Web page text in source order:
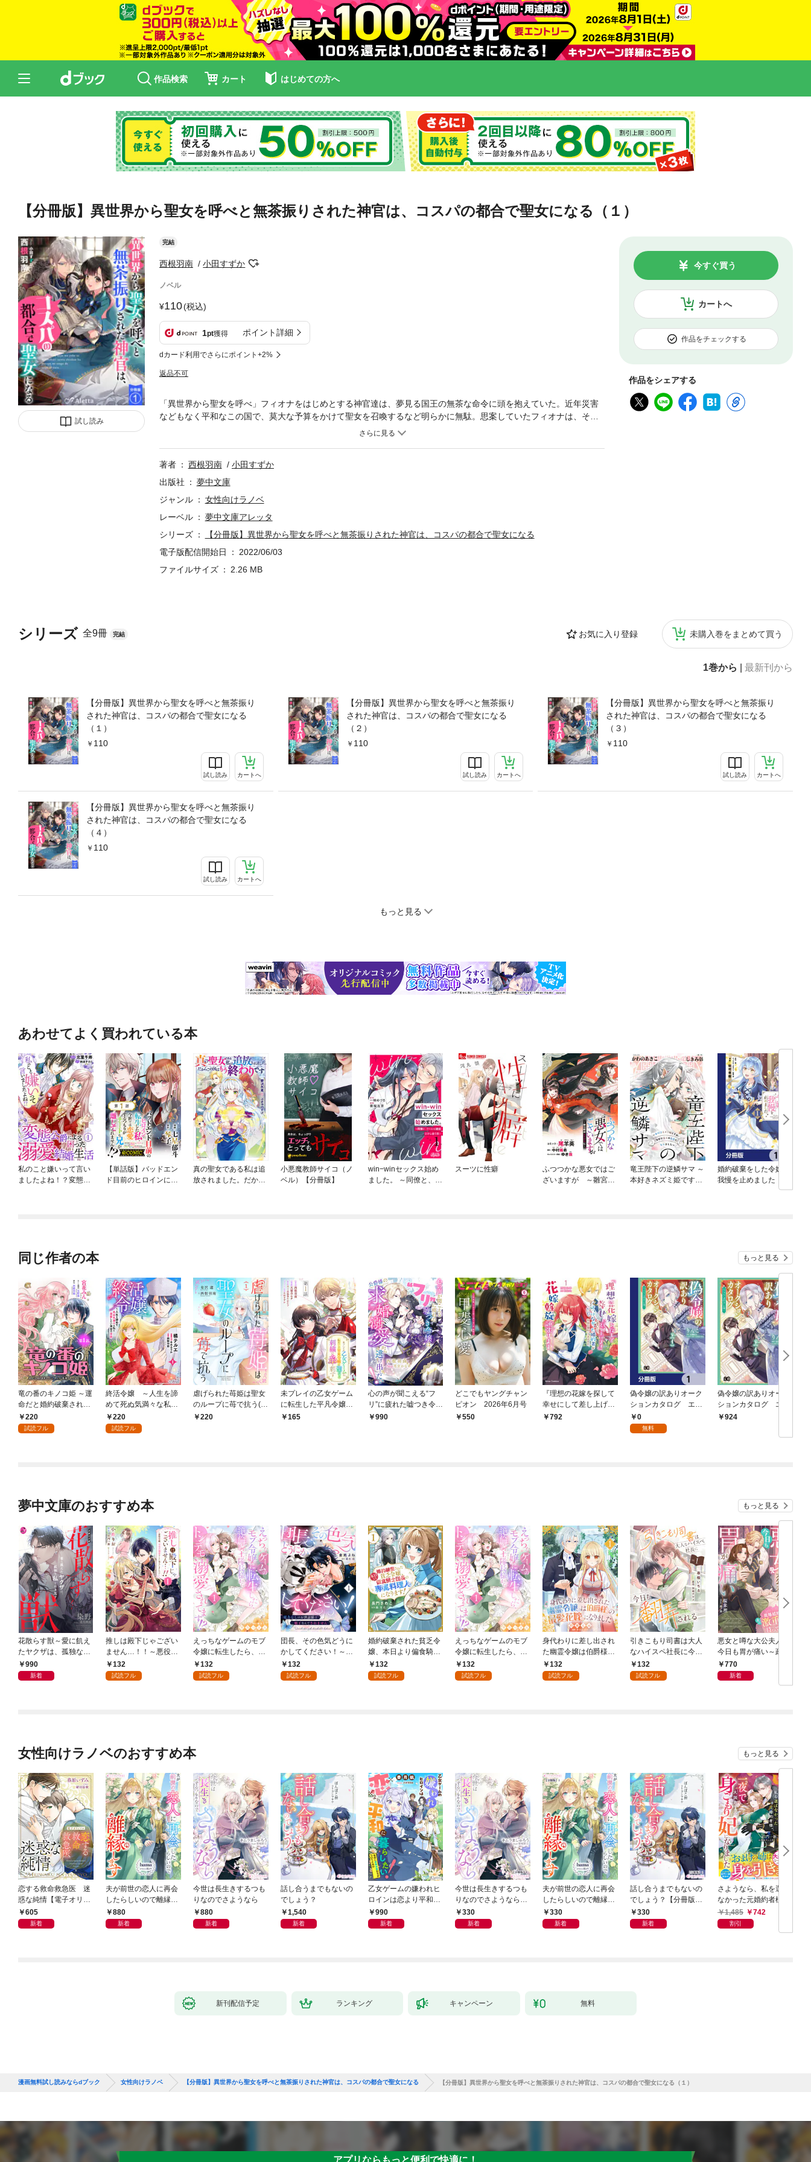
作品検索 カート はじめての方へ
【分冊版】異世界から聖女を呼べと無茶振りされた神官は、コスパの都合で聖女になる（１）
試し読み
完結
西根羽南 小田すずか
ノベル
110(税込)
1pt獲得 ポイント詳細
dカード利用でさらにポイント+2%
返品不可
カートへ
今すぐ買う
作品をチェックする
作品をシェアする
シリーズ 全9冊 完結 お気に入り登録 未購入巻をまとめて買う
1巻から 最新刊から
【分冊版】異世界から聖女を呼べと無茶振り
された神官は、コスパの都合で聖女になる
（１）
110
試し読み カートへ
【分冊版】異世界から聖女を呼べと無茶振り
された神官は、コスパの都合で聖女になる
（２）
110
試し読み カートへ
【分冊版】異世界から聖女を呼べと無茶振り
された神官は、コスパの都合で聖女になる
（３）
110
試し読み カートへ
【分冊版】異世界から聖女を呼べと無茶振り
された神官は、コスパの都合で聖女になる
（４）
110
試し読み カートへ
もっと見る
「異世界から聖女を呼べ」フィオナをはじめとする神官達は、夢見る国王の無茶な命令に頭を抱えていた。近年災害
などもなく平和なこの国で、莫大な予算をかけて聖女を召喚するなど明らかに無駄。思案していたフィオナは、そこ
であることに気付く。隣国で召喚された聖女は、黒髪。そして今、美貌の王子が（なぜか）愛でているフィオナの髪
る過保護な王子とともに駆け回る、フィオナの偽(?)聖女ライフの行く末は…!?※こちらは【分冊版】です。同タイト
ル通常版との重複購入にご注意ください。
著者 西根羽南
小田すずか
出版社
夢中文庫
ジャンル
女性向けラノベ
レーベル
夢中文庫アレッタ
シリーズ
【分冊版】異世界から聖女を呼べと無茶振りされた神官は、コスパの都合で聖女になる
電子版配信開始日
2022/06/03
ファイルサイズ
2.26 MB
あわせてよく買われている本
私のこと嫌いって言い
ましたよね！？変態公
【単話版】バッドエン
ド目前のヒロインに転
真の聖女である私は追
放されました。だから
小悪魔教師サイコ（ノ
ベル）【分冊版】
win−winセックス始め
ました。 ～同僚と、ク
スーツに性癖
ふつつかな悪女ではご
ざいますが ～雛宮蝶
竜王陛下の逆鱗サマ ～
本好きネズミ姫です
婚約破棄をした令嬢は
我慢を止めました【分
同じ作者の本 もっと見る
竜の番のキノコ姫 ～運
命だと婚約破棄された
ら、キノコの変態がや
ってきました～(話売
220
試読フル
終活令嬢 ～人生を諦
めて死ぬ気満々な私と
溺愛したい神官の攻防
～(話売り) #1
220
試読フル
虐げられた苺姫は聖女
のループに苺で抗う(話
売り) #1
220
未プレイの乙女ゲーム
に転生した平凡令嬢は
聖なる刺繍の糸を刺す
165
心の声が聞こえる“フ
リ”に疲れた嘘つき令嬢
は、公爵様の求婚溺愛
990
どこでもヤングチャン
ピオン 2026年6月号
550
『理想の花嫁を探して
幸せにして差し上げま
す』と言ったら、そっ
792
偽令嬢の訳ありオーク
ションカタログ エメ
ラルドは出会いを導く
【分冊版】 1
0
無料
偽令嬢の訳ありオーク
ションカタログ エメ
ラルドは出会いを導
924
夢中文庫のおすすめ本 もっと見る
花散らす獣～愛に飢え
たヤクザは、孤独な私
をかき乱す～
990
新着
推しは殿下じゃござい
ません…！！～悪役令
嬢、甘攻め溺愛ルート
に突入しました！？～
132
試読フル
えっちなゲームのモブ
令嬢に転生したら、絶
倫騎士隊長様からトン
デモ溺愛されてま
132
試読フル
団長、その色気どうに
かしてください！～魔
力なしのお世話係は魅
了なんてされません～
132
試読フル
婚約破棄された貧乏令
嬢、本日より偏食騎士
団長の専属料理人にな
ります！１
132
試読フル
えっちなゲームのモブ
令嬢に転生したら、絶
倫騎士隊長様からトン
デモ溺愛されてま
132
試読フル
身代わりに差し出され
た幽霊令嬢は伯爵様の
最愛花嫁になりました
１
132
試読フル
引きこもり司書は大人
なハイスペ社長に今日
も翻弄される１
132
試読フル
悪女と噂な大公夫人は
今日も胃が痛い～政略
結婚の先には夫の激重
愛が待っていました～
770
新着
女性向けラノベのおすすめ本 もっと見る
恋する救命救急医 迷
惑な純情【電子オリジ
ナル】
605
新着
夫が前世の恋人に再会
したらしいので離縁し
ます880
新着
今世は長生きするつも
りなのでさようなら
880
新着
話し合うまでもないの
でしょう？
1,540
新着
乙女ゲームの嫌われヒ
ロインは恋より平和に
暮らしたい！（なのに
攻略対象たちがついて
990
新着
今世は長生きするつも
りなのでさようなら
【分冊版】1
330
新着
夫が前世の恋人に再会
したらしいので離縁し
ます【分冊版】1
330
新着
話し合うまでもないの
でしょう？【分冊版】
1 330
新着
さようなら、私を選ば
なかった元婚約者様。
一夜で大国君主の身ご
もり妃になりました
【電子限定SS付き】
1,485 742
割引
新刊配信予定 ランキング キャンペーン 無料
漫画無料試し読みならdブック 女性向けラノベ 【分冊版】異世界から聖女を呼べと無茶振りされた神官は、コスパの都合で聖女になる 【分冊版】異世界から聖女を呼べと無茶振りされた神官は、コスパの都合で聖女になる（１）
アプリならもっと便利で快適に！